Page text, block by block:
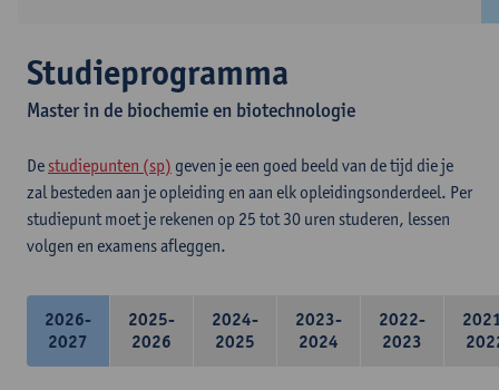
Studieprogramma
Master in de biochemie en biotechnologie
De studiepunten (sp) geven je een goed beeld van de tijd die je
zal besteden aan je opleiding en aan elk opleidingsonderdeel. Per
studiepunt moet je rekenen op 25 tot 30 uren studeren, lessen
volgen en examens afleggen.
2026-
2027
2025-
2026
2024-
2025
2023-
2024
2022-
2023